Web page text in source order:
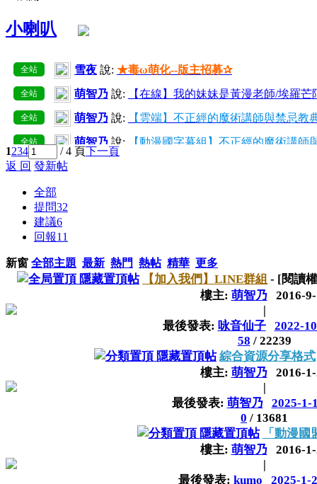
小喇叭
全站 雪夜說: ★毒ω萌化--版主招募✰
全站 萌智乃說: 【在線】我的妹妹是黃漫老師/埃羅
全站 萌智乃說: 【雲端】不正經的魔術講師與禁忌教
全站 萌智乃說: 【動漫國字幕組】不正經的魔術講師
全站
全站
全站
全站
全站 萌智乃 說:【雲端】不正經的魔術講師與禁忌教
1234 / 4 頁下一頁
返 回 發新帖
全部
提問32
建議6
回報11
新窗 全部主題 最新 熱門 熱帖 精華 更多
隱藏置頂帖 【加入我們】LINE群組 - [閱讀
樓主: 萌智乃
2016-
最後發表: 咏音仙子
2022-
58 / 22239
隱藏置頂帖 綜合資源分享格式
樓主: 萌智乃
2016-
最後發表: 萌智乃
2025-1-
0 / 13681
隱藏置頂帖
「動漫國
樓主: 萌智乃
2016-
最後發表: kumo
2025-1-